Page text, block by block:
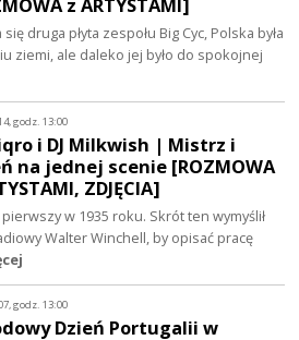
z ARTYSTAMI]
druga płyta zespołu Big Cyc, Polska była
ziemi, ale daleko jej było do spokojnej
godz. 13:00
i DJ Milkwish | Mistrz i
na jednej scenie [ROZMOWA
ZDJĘCIA]
w 1935 roku. Skrót ten wymyślił
Walter Winchell, by opisać pracę
godz. 13:00
Dzień Portugalii w